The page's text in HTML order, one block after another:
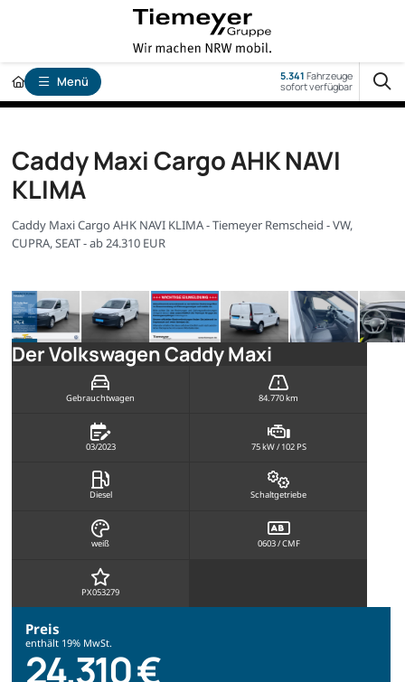
Menü 5.341 Fahrzeuge
sofort verfügbar
Caddy Maxi Cargo AHK NAVI
KLIMA
Caddy Maxi Cargo AHK NAVI KLIMA - Tiemeyer Remscheid - VW,
CUPRA, SEAT - ab 24.310 EUR
Der Volkswagen Caddy Maxi
Gebrauchtwagen 84.770 km
03/2023 75 kW / 102 PS
Diesel Schaltgetriebe
weiß 0603 / CMF
PX053279
Preis
enthält 19% MwSt.
24.310 €